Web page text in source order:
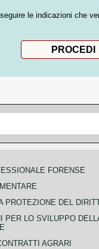
le indicazioni che
FORENSE
PROTEZIONE DEL
PER LO SVILUPPO
AGRARI